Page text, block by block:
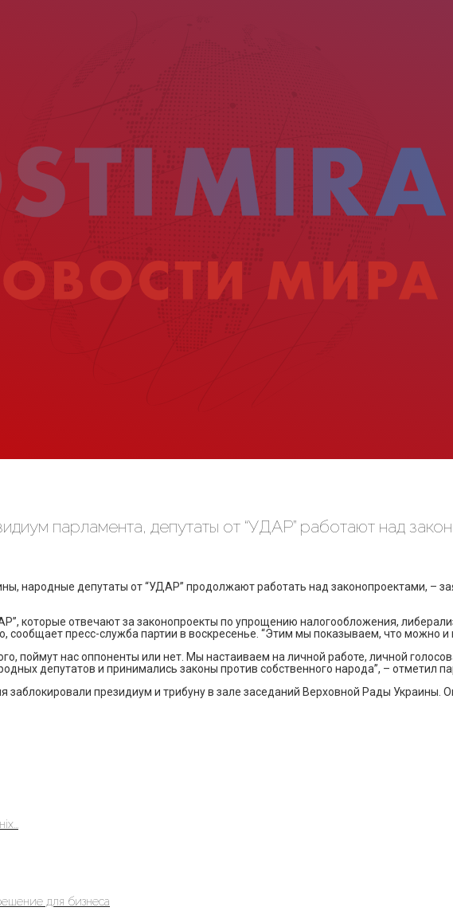
парламента, депутаты от “УДАР” работают над
народные депутаты от “УДАР” продолжают работать над законопроектами, –
которые отвечают за законопроекты по упрощению налогообложения,
сообщает пресс-служба партии в воскресенье. “Этим мы показываем, что можно и
поймут нас оппоненты или нет. Мы настаиваем на личной работе, личной
депутатов и принимались законы против собственного народа”, – отметил
президиум и трибуну в зале заседаний Верховной Рады Украины.
для бизнеса